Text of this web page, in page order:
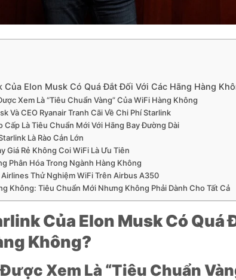
Của Elon Musk Có Quá Đắt Đối Với Các Hãng Hàng
Xem Là “Tiêu Chuẩn Vàng” Của WiFi Hàng Không
Và CEO Ryanair Tranh Cãi Về Chi Phí Starlink
Cấp Là Tiêu Chuẩn Mới Với Hãng Bay Đường Dài
Là Rào Cản Lớn
Giá Rẻ Không Coi WiFi Là Ưu Tiên
Phân Hóa Trong Ngành Hàng Không
Thử Nghiệm WiFi Trên Airbus A350
Không: Tiêu Chuẩn Mới Nhưng Không Phải Dành Cho Tất Cả
Của Elon Musk Có Quá
Không?
Xem Là “Tiêu Chuẩn